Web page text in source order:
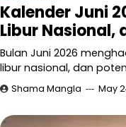
Kalender Juni
Libur Nasional,
Bulan Juni 2026
libur nasional, dan
Shama Mangla May